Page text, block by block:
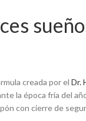
creada por el Dr.
la época fría del
con cierre de